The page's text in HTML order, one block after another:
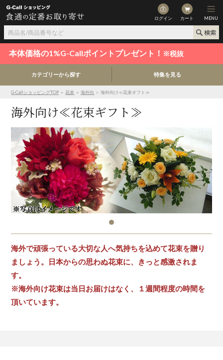
ログイン カート MENU
本体価格の1%G-Callポイントプレゼント！ ※税抜
カテゴリーから探す 特集を見る
G-CallショッピングTOP ＞花束 ＞海外向 ＞ 海外向け≪花束ギフト≫
海外向け≪花束ギフト≫
海外で頑張っている大切な人へ気持ちを込めて花束を贈り
ましょう。日本からの思わぬ花束に、きっと感激されま
す。
※海外向け花束は当日お届けはなく、１週間程度の時間を
頂いています。